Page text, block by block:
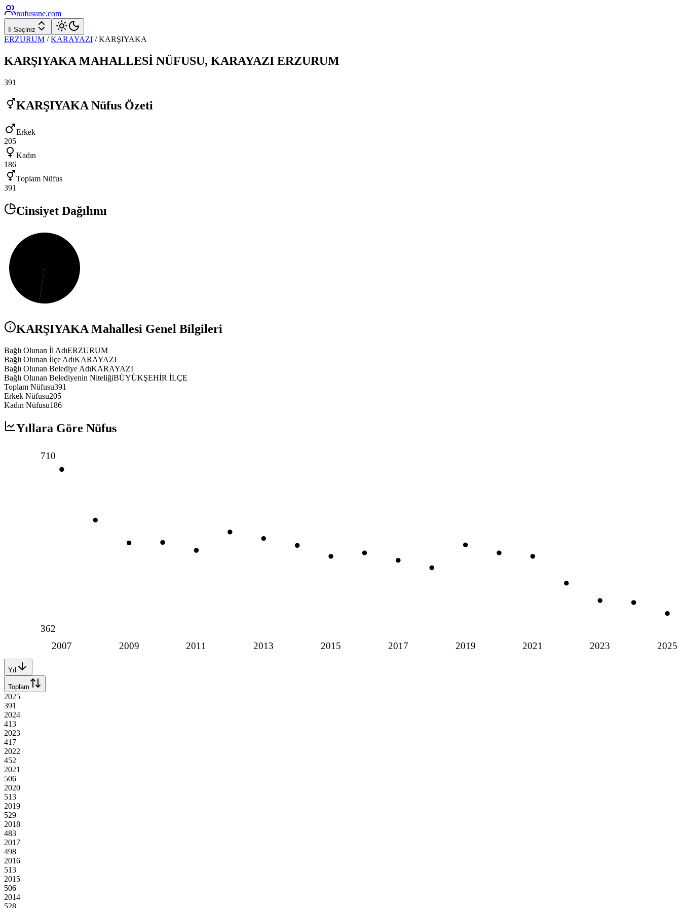
nufusune.com
İl Seçiniz
ERZURUM / KARAYAZI /KARŞIYAKA
KARŞIYAKA MAHALLESİ NÜFUSU, KARAYAZI ERZURUM
391
KARŞIYAKA Nüfus Özeti
Erkek
205
Kadın
186
Toplam Nüfus
391
Cinsiyet Dağılımı
KARŞIYAKAMahallesi Genel Bilgileri
Bağlı Olunan İl AdıERZURUM
Bağlı Olunan İlçe AdıKARAYAZI
Bağlı Olunan Belediye AdıKARAYAZI
Bağlı Olunan Belediyenin NiteliğiBÜYÜKŞEHİR İLÇE
Toplam Nüfusu391
Erkek Nüfusu205
Kadın Nüfusu186
Yıllara Göre Nüfus
2007 2009 2011 2013 2015 2017 2019 2021 2023 2025
710
362
Yıl
Toplam
2025
391
2024
413
2023
417
2022
452
2021
506
2020
513
2019
529
2018
483
2017
498
2016
513
2015
506
2014